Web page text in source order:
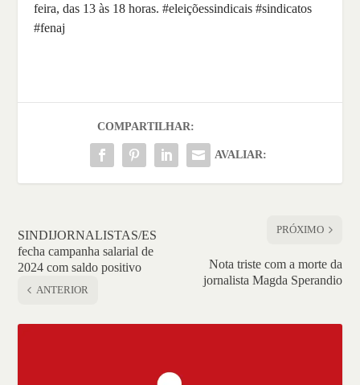
feira, das 13 às 18 horas.#eleiçõessindicais #sindicatos
#fenaj
COMPARTILHAR:
AVALIAR:
SINDIJORNALISTAS/ES
fecha campanha salarial de
2024 com saldo positivo
ANTERIOR
PRÓXIMO
Nota triste com a morte da
jornalista Magda Sperandio